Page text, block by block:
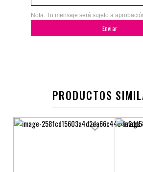
Nota: Tu mensaje será sujeto a
Enviar
PRODUCTOS